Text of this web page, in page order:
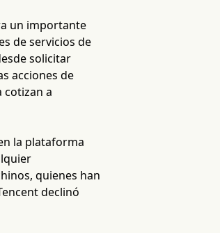
un importante
de servicios de
solicitar
acciones de
cotizan a
la plataforma
quienes han
declinó